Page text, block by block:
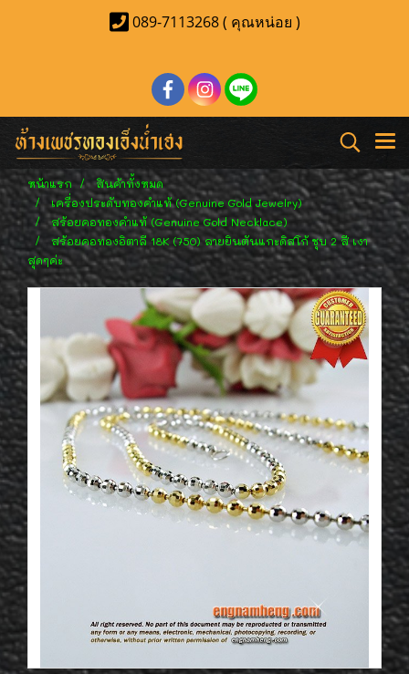
089-7113268 ( คุณหน่อย )
หน้าแรก
สินค้าทั้งหมด
เครื่องประดับทองคำแท้ (Genuine Gold Jewelry)
สร้อยคอทองคำแท้ (Genuine Gold Necklace)
สร้อยคอทองอิตาลี 18K (750) ลายยินตันแกะดิสโก้ ชุบ 2 สี เงา
สุดๆค่ะ